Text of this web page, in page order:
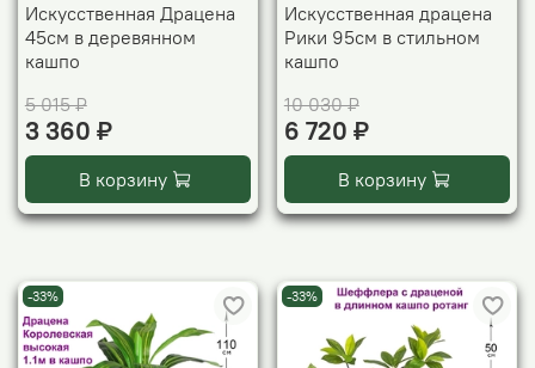
Искусственная Драцена
45см в деревянном
кашпо
5 015 ₽
3 360 ₽
В корзину
Искусственная драцена
Рики 95см в стильном
кашпо
10 030 ₽
6 720 ₽
В корзину
-33% -33%